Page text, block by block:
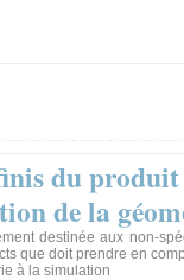
du
de la
destinée aux non-
que doit prendre en
à la simulation